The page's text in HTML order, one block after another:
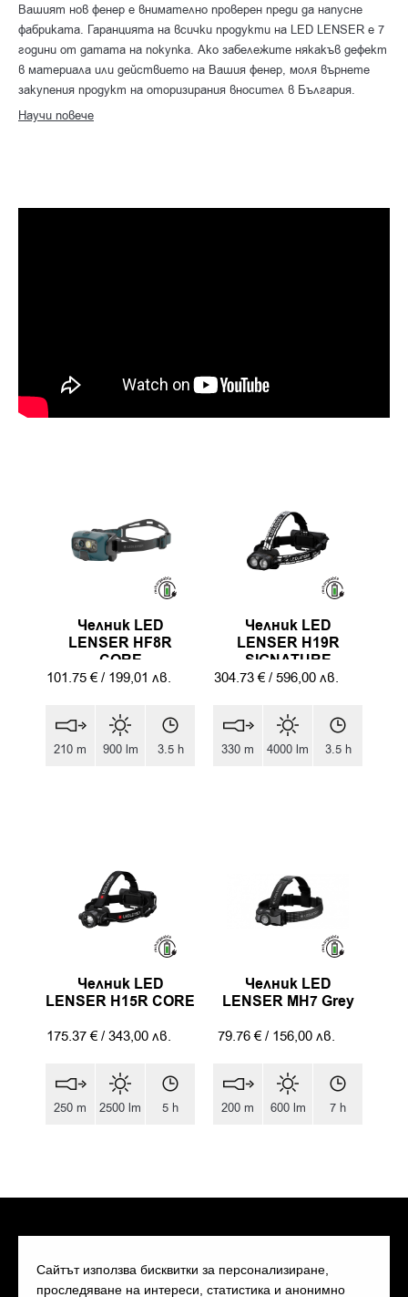
Сайтът използва бисквитки за персонализиране,
проследяване на интереси, статистика и анонимно
Вашият нов фенер е внимателно проверен преди да напусне
фабриката. Гаранцията на всички продукти на LED LENSER е 7
години от датата на покупка. Ако забележите някакъв дефект
в материала или действието на Вашия фенер, моля върнете
закупения продукт на оторизирания вносител в България.
Научи повече
Челник LED
LENSER HF8R
CORE
101.75 € / 199,01 лв.
900 lm
210 m 3.5 h
Челник LED
LENSER H19R
SIGNATURE
304.73 € / 596,00 лв.
4000 lm
330 m 3.5 h
Челник LED
LENSER H15R CORE
175.37 € / 343,00 лв.
2500 lm
250 m 5 h
Челник LED
LENSER MH7 Grey
79.76 € / 156,00 лв.
600 lm
200 m 7 h